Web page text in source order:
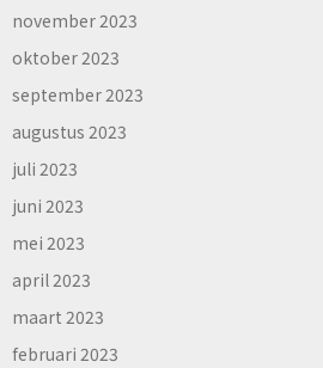
november 2023
oktober 2023
september 2023
augustus 2023
juli 2023
juni 2023
mei 2023
april 2023
maart 2023
februari 2023